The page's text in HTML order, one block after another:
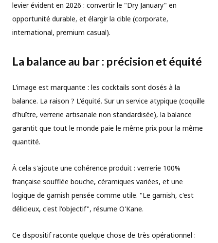
levier évident en 2026 : convertir le "Dry January" en
opportunité durable, et élargir la cible (corporate,
international, premium casual).
La balance au bar : précision et équité
L'image est marquante : les cocktails sont dosés à la
balance. La raison ? L'équité. Sur un service atypique (coquille
d'huître, verrerie artisanale non standardisée), la balance
garantit que tout le monde paie le même prix pour la même
quantité.
À cela s'ajoute une cohérence produit : verrerie 100%
française soufflée bouche, céramiques variées, et une
logique de garnish pensée comme utile. "Le garnish, c'est
délicieux, c'est l'objectif", résume O'Kane.
Ce dispositif raconte quelque chose de très opérationnel :